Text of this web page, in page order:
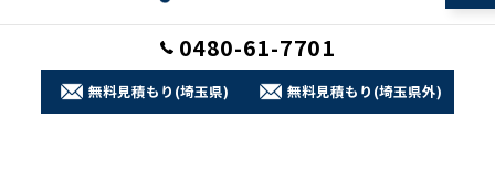
0480-61-7701
無料見積もり(埼玉県) 無料見積もり(埼玉県外)
© 2026 埼玉県加須市のリフォームなら株式会社エアロック ALL RIGHTS
RESERVED.